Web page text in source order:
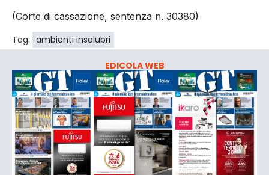
(Corte di cassazione, sentenza n. 30380)
Tag: ambienti insalubri
EDICOLA WEB